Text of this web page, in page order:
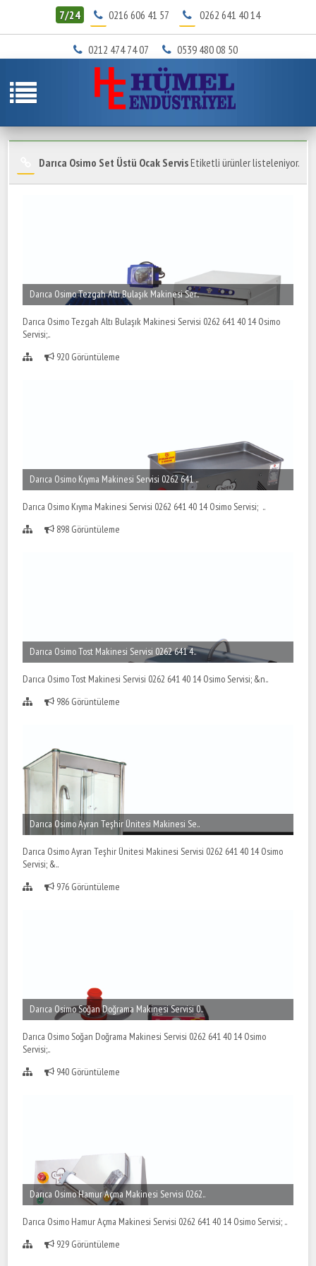
7/24 0216 606 41 57 0262 641 40 14
0212 474 74 07 0539 480 08 50
Darıca Osimo Set Üstü Ocak ServisEtiketli ürünler listeleniyor.
Darıca Osimo Tezgah Altı Bulaşık Makinesi Ser..
Darıca Osimo Tezgah Altı Bulaşık Makinesi Servisi 0262 641 40 14 Osimo
Servisi;..
920 Görüntüleme
Darıca Osimo Kıyma Makinesi Servisi 0262 641 ..
Darıca Osimo Kıyma Makinesi Servisi 0262 641 40 14 Osimo Servisi; ..
898 Görüntüleme
Darıca Osimo Tost Makinesi Servisi 0262 641 4..
Darıca Osimo Tost Makinesi Servisi 0262 641 40 14 Osimo Servisi; &n..
986 Görüntüleme
Darıca Osimo Ayran Teşhir Ünitesi Makinesi Se..
Darıca Osimo Ayran Teşhir Ünitesi Makinesi Servisi 0262 641 40 14 Osimo
Servisi; &..
976 Görüntüleme
Darıca Osimo Soğan Doğrama Makinesi Servisi 0..
Darıca Osimo Soğan Doğrama Makinesi Servisi 0262 641 40 14 Osimo
Servisi;..
940 Görüntüleme
Darıca Osimo Hamur Açma Makinesi Servisi 0262..
Darıca Osimo Hamur Açma Makinesi Servisi 0262 641 40 14 Osimo Servisi; ..
929 Görüntüleme